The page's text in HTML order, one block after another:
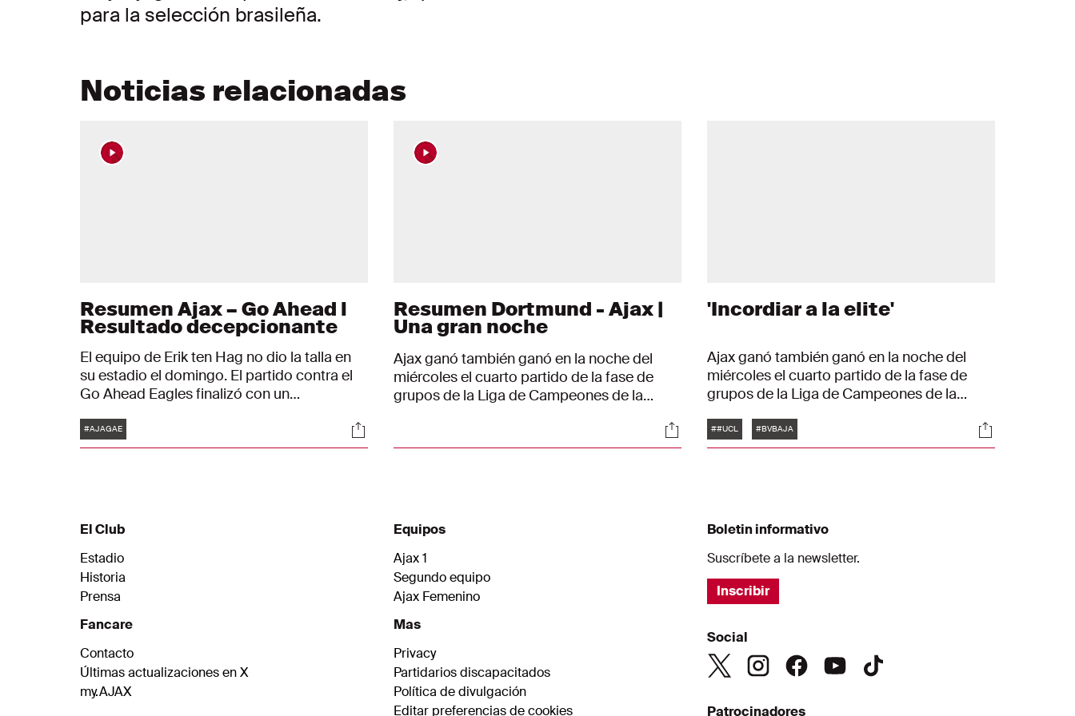
para la selección brasileña.
Noticias relacionadas
Resumen Ajax – Go Ahead l
Resultado decepcionante
El equipo de Erik ten Hag no dio la talla en
su estadio el domingo. El partido contra el
Go Ahead Eagles finalizó con un
embargo, el Ajax sigue en lo más alto de la
Eredivisie gracias al saldo de goles.
Etiquetas
#AJAGAE Sociales
Resumen Dortmund - Ajax |
Una gran noche
Ajax ganó también ganó en la noche del
miércoles el cuarto partido de la fase de
grupos de la Liga de Campeones de la
Sociales
'Incordiar a la elite'
Ajax ganó también ganó en la noche del
miércoles el cuarto partido de la fase de
grupos de la Liga de Campeones de la
goleador Davy Klaassen recordaron la
victoria por 1-3 ante el Dortmund.
Etiquetas
##UCL #BVBAJA Sociales
El Club
Estadio
Historia
Prensa
Fancare
Contacto
Últimas actualizaciones en X
my.AJAX
Equipos
Ajax 1
Segundo equipo
Ajax Femenino
Mas
Privacy
Partidarios discapacitados
Política de divulgación
Editar preferencias de cookies
Boletin informativo
Suscríbete a la newsletter.
Inscribir
Social
Patrocinadores